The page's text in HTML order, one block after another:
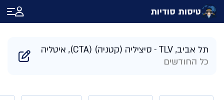
טיסות סודיות
תל אביב, TLV
סיציליה (קטניה) (CTA), איטליה
כל החודשים